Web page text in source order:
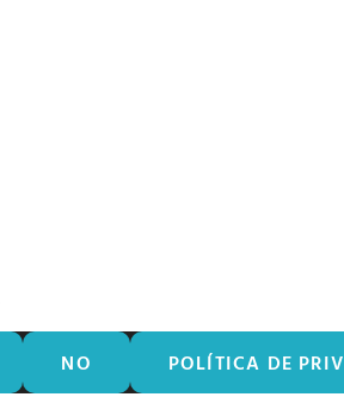
NO POLÍTICA DE